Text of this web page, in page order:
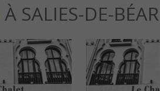
À SALIES-DE-